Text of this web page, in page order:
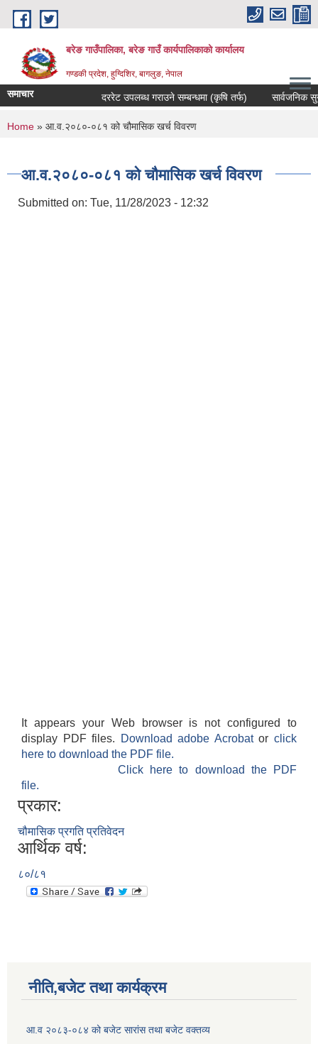
Skip to main content
बरेङ गाउँपालिका, बरेङ गाउँ कार्यपालिकाको कार्यालय
गण्डकी प्रदेश, हुग्दिशिर, बागलुङ, नेपाल
समाचार दररेट उपलब्ध गराउने सम्बन्धमा (कृषि तर्फ) सार्वजनिक
You are here
Home » आ.व.२०८०-०८१ को चौमासिक खर्च विवरण
आ.व.२०८०-०८१ को चौमासिक खर्च विवरण
Submitted on: Tue, 11/28/2023 - 12:32
It appears your Web browser is not configured to
display PDF files.
Download adobe Acrobatorclick
here to download the PDF file.
Click here to download the PDF
file.
प्रकार:
चौमासिक प्रगति प्रतिवेदन
आर्थिक वर्ष:
८०/८१
नीति,बजेट तथा कार्यक्रम
आ.व २०८३-०८४ को बजेट सारांस तथा बजेट वक्तव्य